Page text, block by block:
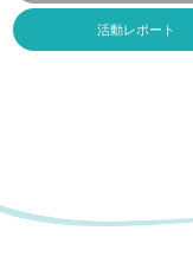
活動レポート